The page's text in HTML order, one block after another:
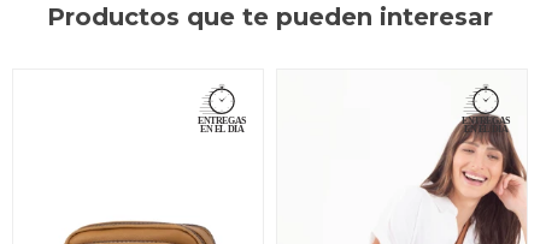
Productos que te pueden interesar